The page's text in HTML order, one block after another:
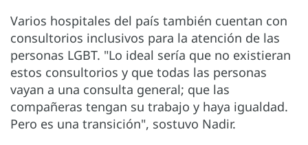
Varios hospitales del país también cuentan con
consultorios inclusivos para la atención de las
personas LGBT. "Lo ideal sería que no existieran
estos consultorios y que todas las personas
vayan a una consulta general; que las
compañeras tengan su trabajo y haya igualdad.
Pero es una transición", sostuvo Nadir.